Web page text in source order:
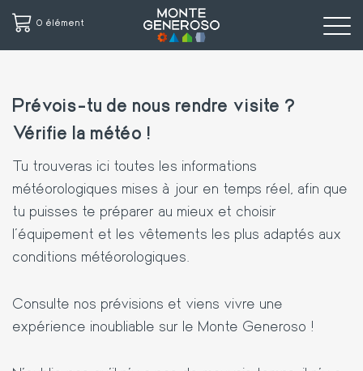
contenu
0 élément
Prévois-tu de nous rendre visite ?
Vérifie la météo !
Tu trouveras ici toutes les informations
météorologiques mises à jour en temps réel, afin que
tu puisses te préparer au mieux et choisir
l'équipement et les vêtements les plus adaptés aux
conditions météorologiques.
Consulte nos prévisions et viens vivre une
expérience inoubliable sur le Monte Generoso !